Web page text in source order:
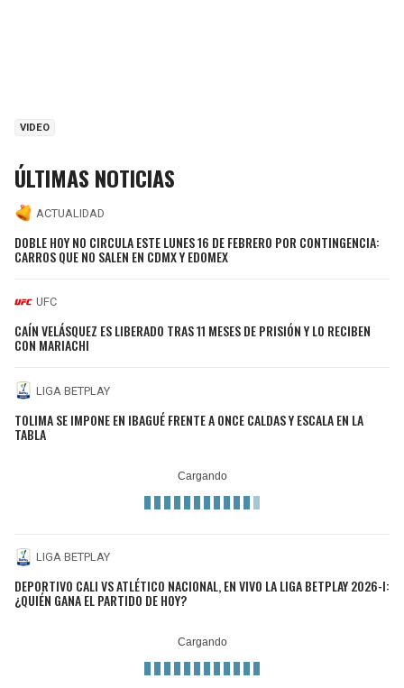
VIDEO
ÚLTIMAS NOTICIAS
ACTUALIDAD
DOBLE HOY NO CIRCULA ESTE LUNES 16 DE FEBRERO POR CONTINGENCIA:
CARROS QUE NO SALEN EN CDMX Y EDOMEX
UFC
CAÍN VELÁSQUEZ ES LIBERADO TRAS 11 MESES DE PRISIÓN Y LO RECIBEN
CON MARIACHI
LIGA BETPLAY
TOLIMA SE IMPONE EN IBAGUÉ FRENTE A ONCE CALDAS Y ESCALA EN LA
TABLA
LIGA BETPLAY
DEPORTIVO CALI VS ATLÉTICO NACIONAL, EN VIVO LA LIGA BETPLAY 2026-I:
¿QUIÉN GANA EL PARTIDO DE HOY?